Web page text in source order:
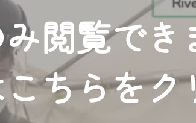
閲覧でき
ちらをク
アルします！
瞭然。
も！
す！